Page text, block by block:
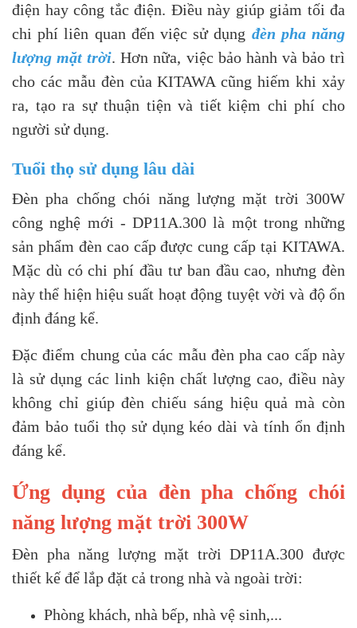
điện hay công tắc điện. Điều này giúp giảm tối đa
chi phí liên quan đến việc sử dụng đèn pha năng
lượng mặt trời. Hơn nữa, việc bảo hành và bảo trì
cho các mẫu đèn của KITAWA cũng hiếm khi xảy
ra, tạo ra sự thuận tiện và tiết kiệm chi phí cho
người sử dụng.
Tuổi thọ sử dụng lâu dài
Đèn pha chống chói năng lượng mặt trời 300W
công nghệ mới - DP11A.300 là một trong những
sản phẩm đèn cao cấp được cung cấp tại KITAWA.
Mặc dù có chi phí đầu tư ban đầu cao, nhưng đèn
này thể hiện hiệu suất hoạt động tuyệt vời và độ ổn
định đáng kể.
Đặc điểm chung của các mẫu đèn pha cao cấp này
là sử dụng các linh kiện chất lượng cao, điều này
không chỉ giúp đèn chiếu sáng hiệu quả mà còn
đảm bảo tuổi thọ sử dụng kéo dài và tính ổn định
đáng kể.
Ứng dụng của đèn pha chống chói
năng lượng mặt trời 300W
Đèn pha năng lượng mặt trời DP11A.300 được
thiết kế để lắp đặt cả trong nhà và ngoài trời:
Phòng khách, nhà bếp, nhà vệ sinh,...